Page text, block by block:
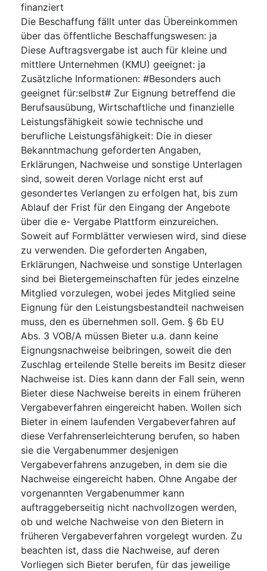
finanziert
Die Beschaffung fällt unter das Übereinkommen
über das öffentliche Beschaffungswesen: ja
Diese Auftragsvergabe ist auch für kleine und
mittlere Unternehmen (KMU) geeignet: ja
Zusätzliche Informationen: #Besonders auch
geeignet für:selbst# Zur Eignung betreffend die
Berufsausübung, Wirtschaftliche und finanzielle
Leistungsfähigkeit sowie technische und
berufliche Leistungsfähigkeit: Die in dieser
Bekanntmachung geforderten Angaben,
Erklärungen, Nachweise und sonstige Unterlagen
sind, soweit deren Vorlage nicht erst auf
gesondertes Verlangen zu erfolgen hat, bis zum
Ablauf der Frist für den Eingang der Angebote
über die e- Vergabe Plattform einzureichen.
Soweit auf Formblätter verwiesen wird, sind diese
zu verwenden. Die geforderten Angaben,
Erklärungen, Nachweise und sonstige Unterlagen
sind bei Bietergemeinschaften für jedes einzelne
Mitglied vorzulegen, wobei jedes Mitglied seine
Eignung für den Leistungsbestandteil nachweisen
muss, den es übernehmen soll. Gem. § 6b EU
Abs. 3 VOB/A müssen Bieter u.a. dann keine
Eignungsnachweise beibringen, soweit die den
Zuschlag erteilende Stelle bereits im Besitz dieser
Nachweise ist. Dies kann dann der Fall sein, wenn
Bieter diese Nachweise bereits in einem früheren
Vergabeverfahren eingereicht haben. Wollen sich
Bieter in einem laufenden Vergabeverfahren auf
diese Verfahrenserleichterung berufen, so haben
sie die Vergabenummer desjenigen
Vergabeverfahrens anzugeben, in dem sie die
Nachweise eingereicht haben. Ohne Angabe der
vorgenannten Vergabenummer kann
auftraggeberseitig nicht nachvollzogen werden,
ob und welche Nachweise von den Bietern in
früheren Vergabeverfahren vorgelegt wurden. Zu
beachten ist, dass die Nachweise, auf deren
Vorliegen sich Bieter berufen, für das jeweilige